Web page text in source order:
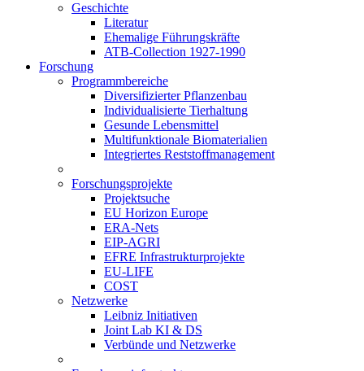
Geschichte
Literatur
Ehemalige Führungskräfte
ATB-Collection 1927-1990
Forschung
Programmbereiche
Diversifizierter Pflanzenbau
Individualisierte Tierhaltung
Gesunde Lebensmittel
Multifunktionale Biomaterialien
Integriertes Reststoffmanagement
Forschungsprojekte
Projektsuche
EU Horizon Europe
ERA-Nets
EIP-AGRI
EFRE Infrastrukturprojekte
EU-LIFE
COST
Netzwerke
Leibniz Initiativen
Joint Lab KI & DS
Verbünde und Netzwerke